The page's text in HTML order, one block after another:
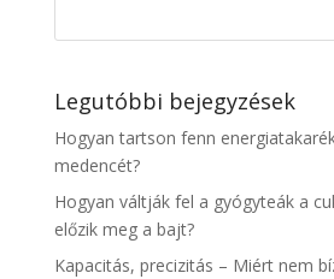
Legutóbbi bejegyzések
Hogyan tartson fenn
medencét?
Hogyan váltják fel a gyógyteák a
előzik meg a bajt?
Kapacitás, precizitás – Miért nem